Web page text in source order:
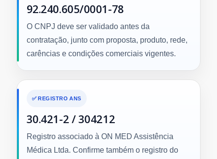
92.240.605/0001-78
O CNPJ deve ser validado antes da
contratação, junto com proposta, produto, rede,
carências e condições comerciais vigentes.
✅ REGISTRO ANS
30.421-2 / 304212
Registro associado à ON MED Assistência
Médica Ltda. Confirme também o registro do